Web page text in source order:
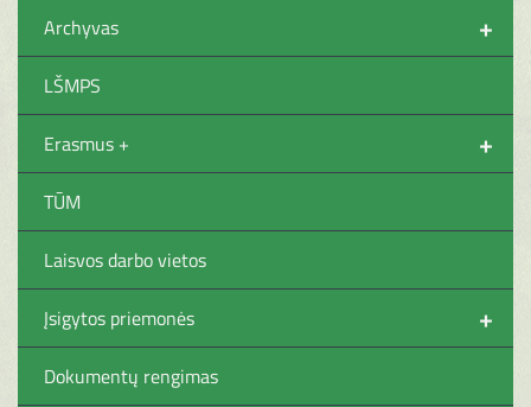
+
Archyvas
LŠMPS
+
Erasmus +
TŪM
Laisvos darbo vietos
+
Įsigytos priemonės
Dokumentų rengimas